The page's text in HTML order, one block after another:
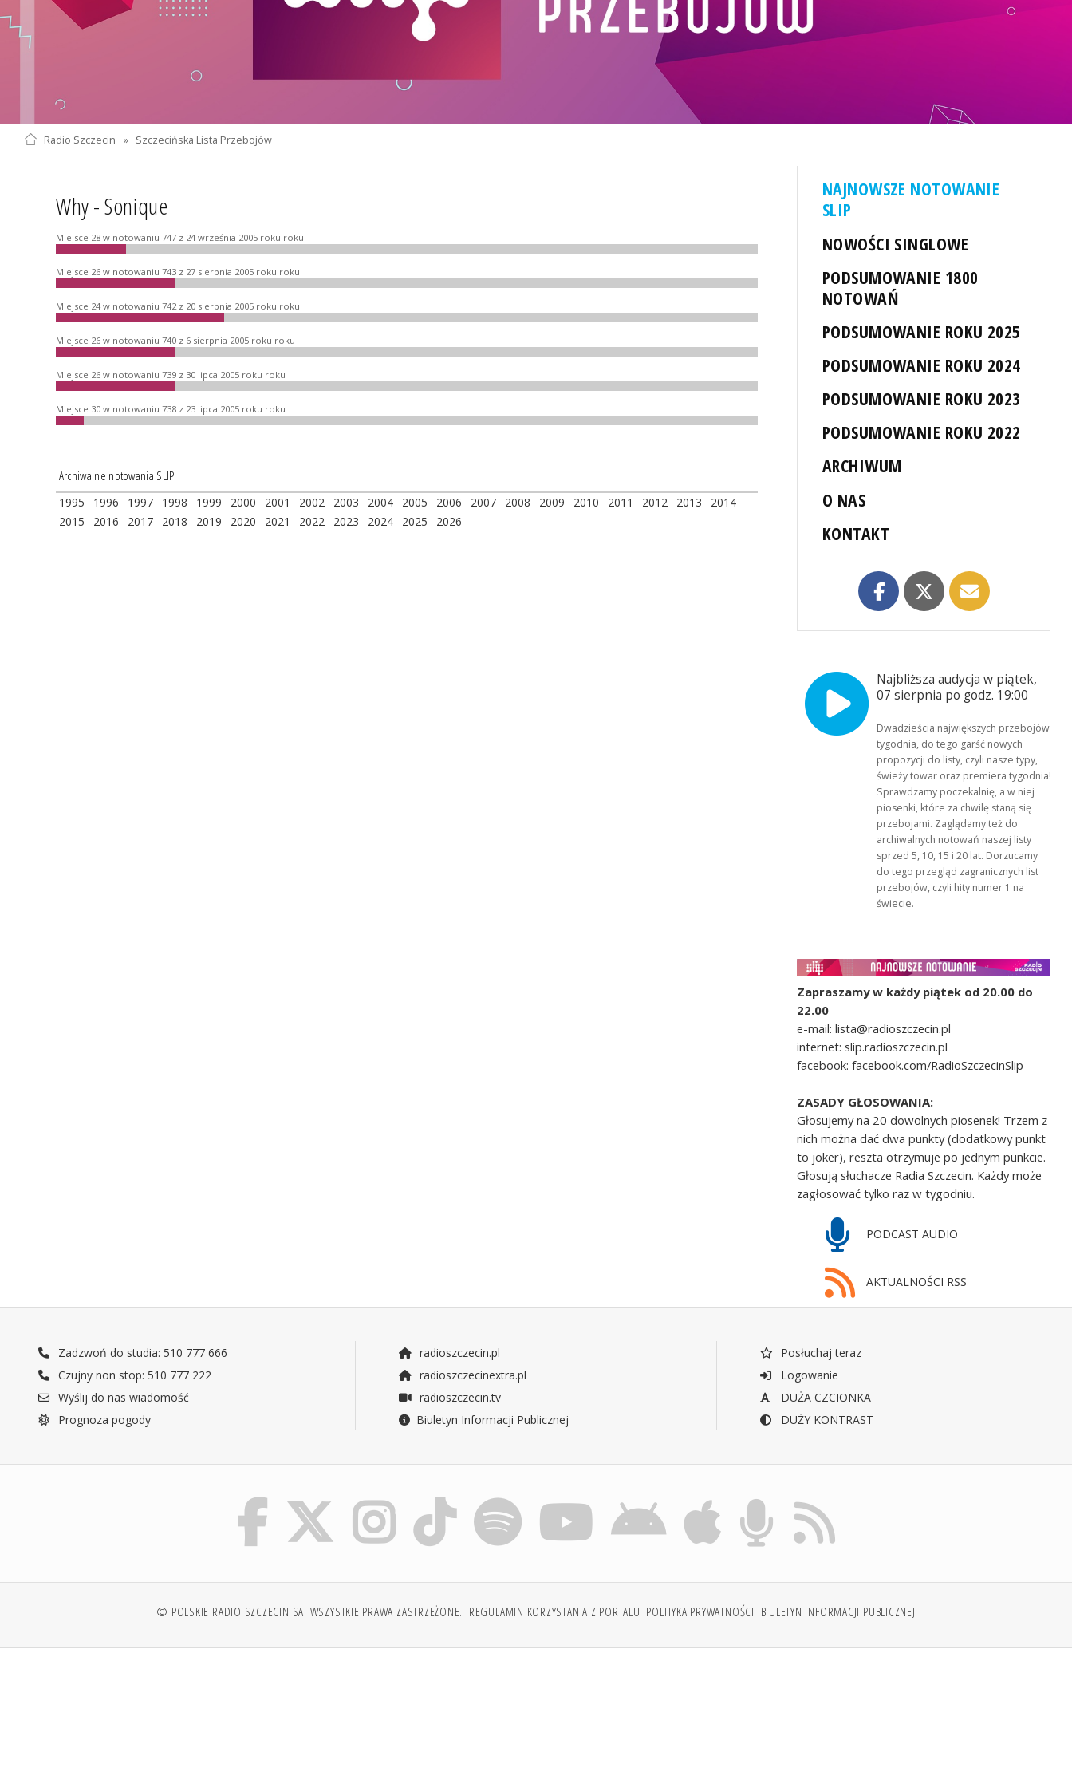
Radio Szczecin » Szczecińska Lista Przebojów
Why - Sonique
Miejsce 28 w notowaniu 747 z 24 września 2005 roku roku
Miejsce 26 w notowaniu 743 z 27 sierpnia 2005 roku roku
Miejsce 24 w notowaniu 742 z 20 sierpnia 2005 roku roku
Miejsce 26 w notowaniu 740 z 6 sierpnia 2005 roku roku
Miejsce 26 w notowaniu 739 z 30 lipca 2005 roku roku
Miejsce 30 w notowaniu 738 z 23 lipca 2005 roku roku
Archiwalne notowania SLIP
1995 1996 1997 1998 1999 2000 2001 2002 2003 2004 2005 2006 2007 2008 2009 2010 2011 2012 2013
2014
2015
2016 2017 2018 2019 2020 2021 2022 2023 2024 2025 2026
NAJNOWSZE NOTOWANIE
SLIP
NOWOŚCI SINGLOWE
PODSUMOWANIE 1800
NOTOWAŃ
PODSUMOWANIE ROKU 2025
PODSUMOWANIE ROKU 2024
PODSUMOWANIE ROKU 2023
PODSUMOWANIE ROKU 2022
ARCHIWUM
O NAS
KONTAKT
Najbliższa audycja w piątek,
07 sierpnia po godz. 19:00
Dwadzieścia największych przebojów
tygodnia, do tego garść nowych
propozycji do listy, czyli nasze typy,
świeży towar oraz premiera tygodnia!
Sprawdzamy poczekalnię, a w niej
piosenki, które za chwilę staną się
przebojami. Zaglądamy też do
archiwalnych notowań naszej listy
sprzed 5, 10, 15 i 20 lat. Dorzucamy
do tego przegląd zagranicznych list
przebojów, czyli hity numer 1 na
świecie.
Zapraszamy w każdy piątek od 20.00 do
22.00
e-mail: lista@radioszczecin.pl
internet: slip.radioszczecin.pl
facebook: facebook.com/RadioSzczecinSlip
ZASADY GŁOSOWANIA:
Głosujemy na 20 dowolnych piosenek! Trzem z
nich można dać dwa punkty (dodatkowy punkt
to joker), reszta otrzymuje po jednym punkcie.
Głosują słuchacze Radia Szczecin. Każdy może
zagłosować tylko raz w tygodniu.
PODCAST AUDIO
AKTUALNOŚCI RSS
Zadzwoń do studia: 510 777 666
Czujny non stop: 510 777 222
Wyślij do nas wiadomość
Prognoza pogody
radioszczecin.pl
radioszczecinextra.pl
radioszczecin.tv
Biuletyn Informacji Publicznej
Posłuchaj teraz
Logowanie
DUŻA CZCIONKA
DUŻY KONTRAST
© POLSKIE RADIO SZCZECIN SA. WSZYSTKIE PRAWA ZASTRZEŻONE. REGULAMIN KORZYSTANIA Z PORTALU POLITYKA PRYWATNOŚCI BIULETYN INFORMACJI PUBLICZNEJ